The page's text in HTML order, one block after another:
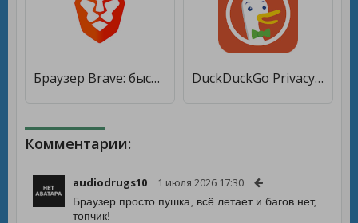
Браузер Brave: быстрый и конфиденциальный браузер [Premium] DuckDuckGo Privacy Browser [Premium]
Комментарии:
audiodrugs10 1 июля 2026 17:30
Браузер просто пушка, всё летает и багов нет,
топчик!